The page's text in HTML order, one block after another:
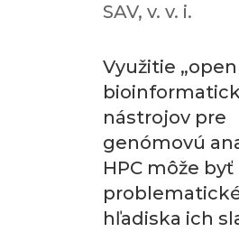
SAV, v. v. i.
Využitie
nástrojov pre
genómovú
HPC môže byť
hľadiska ich